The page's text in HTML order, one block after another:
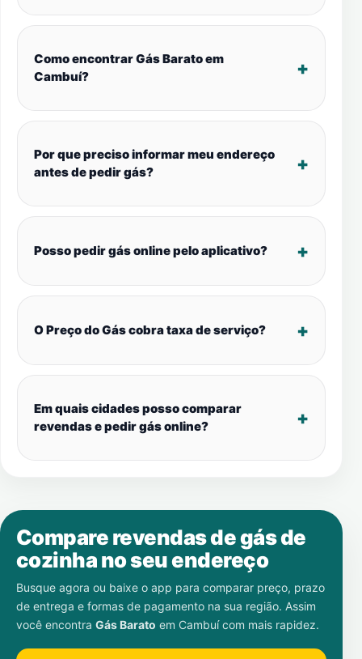
Como encontrar Gás Barato em
Cambuí?
Por que preciso informar meu endereço
antes de pedir gás?
Posso pedir gás online pelo aplicativo?
O Preço do Gás cobra taxa de serviço?
Em quais cidades posso comparar
revendas e pedir gás online?
Compare revendas de gás de
cozinha no seu endereço
Busque agora ou baixe o app para comparar preço, prazo
de entrega e formas de pagamento na sua região. Assim
você encontra Gás Barato em Cambuícom mais rapidez.